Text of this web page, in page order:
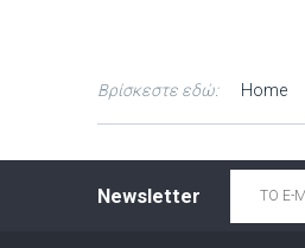
Βρίσκεστε εδώ: Home
Newsletter